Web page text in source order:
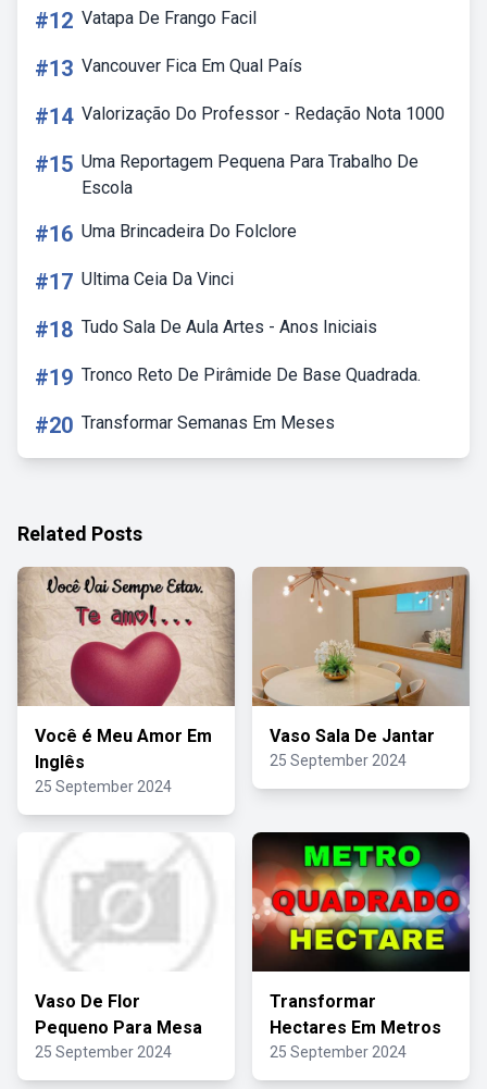
#12 Vatapa De Frango Facil
#13 Vancouver Fica Em Qual País
#14 Valorização Do Professor - Redação Nota 1000
#15 Uma Reportagem Pequena Para Trabalho De
Escola
#16 Uma Brincadeira Do Folclore
#17 Ultima Ceia Da Vinci
#18 Tudo Sala De Aula Artes - Anos Iniciais
#19 Tronco Reto De Pirâmide De Base Quadrada.
#20 Transformar Semanas Em Meses
Related Posts
Você é Meu Amor Em
Inglês
25 September 2024
Vaso Sala De Jantar
25 September 2024
Vaso De Flor
Pequeno Para Mesa
25 September 2024
Transformar
Hectares Em Metros
25 September 2024